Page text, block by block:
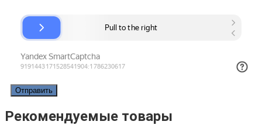
Рекомендуемые товары